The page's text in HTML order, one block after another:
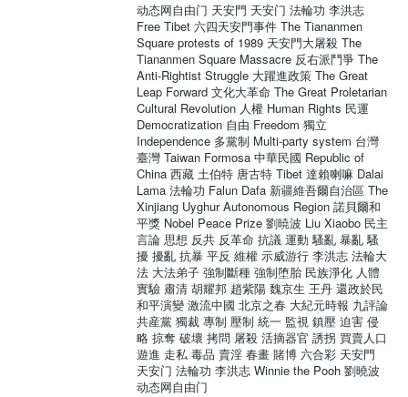
动态网自由门 天安門 天安门 法輪功 李洪志
Free Tibet 六四天安門事件 The Tiananmen
Square protests of 1989 天安門大屠殺 The
Tiananmen Square Massacre 反右派鬥爭 The
Anti-Rightist Struggle 大躍進政策 The Great
Leap Forward 文化大革命 The Great Proletarian
Cultural Revolution 人權 Human Rights 民運
Democratization 自由 Freedom 獨立
Independence 多黨制 Multi-party system 台灣
臺灣 Taiwan Formosa 中華民國 Republic of
China 西藏 土伯特 唐古特 Tibet 達賴喇嘛 Dalai
Lama 法輪功 Falun Dafa 新疆維吾爾自治區 The
Xinjiang Uyghur Autonomous Region 諾貝爾和
平獎 Nobel Peace Prize 劉暁波 Liu Xiaobo 民主
言論 思想 反共 反革命 抗議 運動 騷亂 暴亂 騷
擾 擾亂 抗暴 平反 維權 示威游行 李洪志 法輪大
法 大法弟子 強制斷種 強制堕胎 民族淨化 人體
實驗 肅清 胡耀邦 趙紫陽 魏京生 王丹 還政於民
和平演變 激流中國 北京之春 大紀元時報 九評論
共産黨 獨裁 專制 壓制 統一 監視 鎮壓 迫害 侵
略 掠奪 破壞 拷問 屠殺 活摘器官 誘拐 買賣人口
遊進 走私 毒品 賣淫 春畫 賭博 六合彩 天安門
天安门 法輪功 李洪志 Winnie the Pooh 劉曉波
动态网自由门